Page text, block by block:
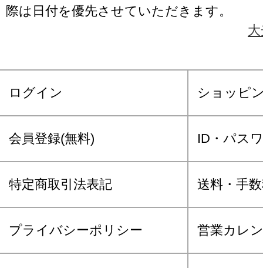
際は日付を優先させていただきます。
ログイン ショッピ
会員登録(無料) ID・パス
特定商取引法表記 送料・手
プライバシーポリシー 営業カレ